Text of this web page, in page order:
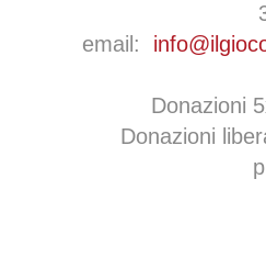
email:
Donazioni
Donazioni